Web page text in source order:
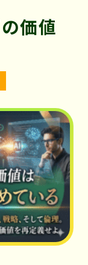
価値